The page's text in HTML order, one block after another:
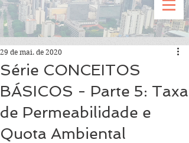
Série CONCEITOS
BÁSICOS - Parte 5: Taxa
de Permeabilidade e
Quota Ambiental
29 de mai. de 2020